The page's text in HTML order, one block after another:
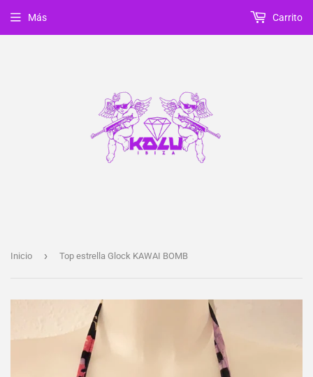
Más Carrito
Inicio › Top estrella Glock KAWAI BOMB